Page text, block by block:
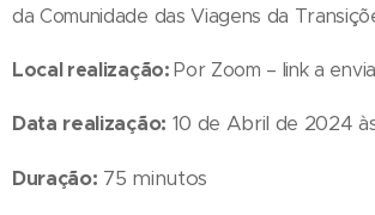
da Comunidade das Viagens da
Local realização:Por Zoom – link a
Data realização: 10 de Abril de 2024
Duração: 75 minutos